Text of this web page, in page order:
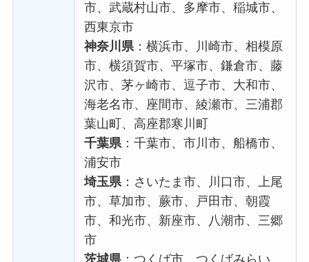
市、武蔵村山市、多摩市、稲城市、
西東京市
神奈川県：横浜市、川崎市、相模原
市、横須賀市、平塚市、鎌倉市、藤
沢市、茅ヶ崎市、逗子市、大和市、
海老名市、座間市、綾瀬市、三浦郡
葉山町、高座郡寒川町
千葉県：千葉市、市川市、船橋市、
浦安市
埼玉県：さいたま市、川口市、上尾
市、草加市、蕨市、戸田市、朝霞
市、和光市、新座市、八潮市、三郷
市